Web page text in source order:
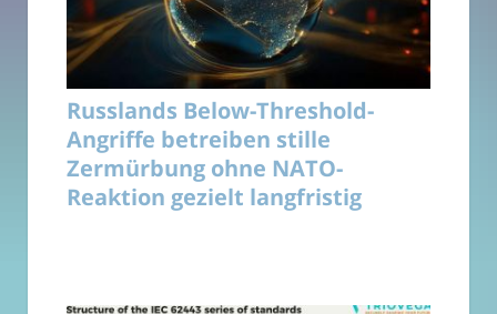
Russlands Below-Threshold-
Angriffe betreiben stille
Zermürbung ohne NATO-
Reaktion gezielt langfristig